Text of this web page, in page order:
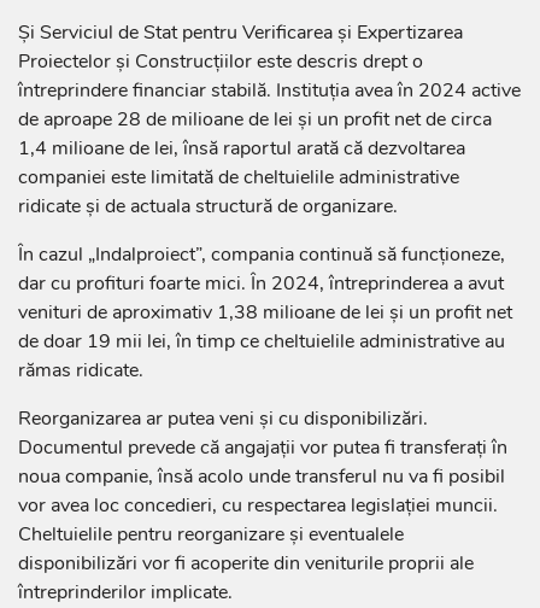
Și Serviciul de Stat pentru Verificarea și Expertizarea
Proiectelor și Construcțiilor este descris drept o
întreprindere financiar stabilă. Instituția avea în 2024 active
de aproape 28 de milioane de lei și un profit net de circa
1,4 milioane de lei, însă raportul arată că dezvoltarea
companiei este limitată de cheltuielile administrative
ridicate și de actuala structură de organizare.
În cazul „Indalproiect”, compania continuă să funcționeze,
dar cu profituri foarte mici. În 2024, întreprinderea a avut
venituri de aproximativ 1,38 milioane de lei și un profit net
de doar 19 mii lei, în timp ce cheltuielile administrative au
rămas ridicate.
Reorganizarea ar putea veni și cu disponibilizări.
Documentul prevede că angajații vor putea fi transferați în
noua companie, însă acolo unde transferul nu va fi posibil
vor avea loc concedieri, cu respectarea legislației muncii.
Cheltuielile pentru reorganizare și eventualele
disponibilizări vor fi acoperite din veniturile proprii ale
întreprinderilor implicate.